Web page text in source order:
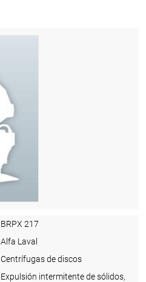
BRPX 217
Alfa Laval
Centrífugas de discos
Expulsión intermitente de sólidos,